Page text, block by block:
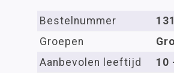
Bestelnummer
Groepen
Aanbevolen leeftijd
10